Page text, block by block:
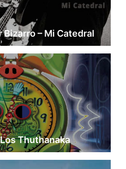
– Mi Catedral
Thuthanaka